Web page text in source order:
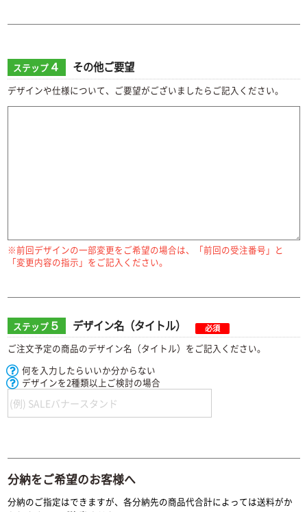
ステップ４ その他ご要望
デザインや仕様について、ご要望がございましたらご記入ください。
※前回デザインの一部変更をご希望の場合は、「前回の受注番号」と
「変更内容の指示」をご記入ください。
ステップ５ デザイン名（タイトル） 必須
ご注文予定の商品のデザイン名（タイトル）をご記入ください。
何を入力したらいいか分からない
デザインを2種類以上ご検討の場合
分納をご希望のお客様へ
分納のご指定はできますが、各分納先の商品代合計によっては送料がか